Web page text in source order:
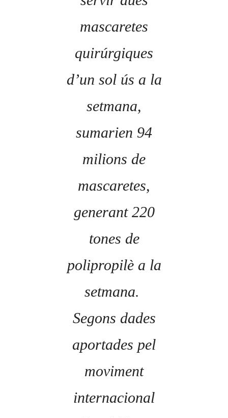
mascaretes
quirúrgiques
d’un sol ús a la
setmana,
sumarien 94
milions de
mascaretes,
generant 220
tones de
polipropilè a la
setmana.
Segons dades
aportades pel
moviment
internacional